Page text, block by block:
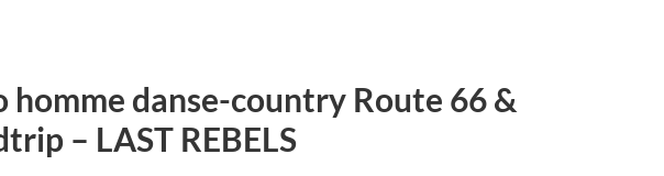
homme danse-country Route 66 &
– LAST REBELS